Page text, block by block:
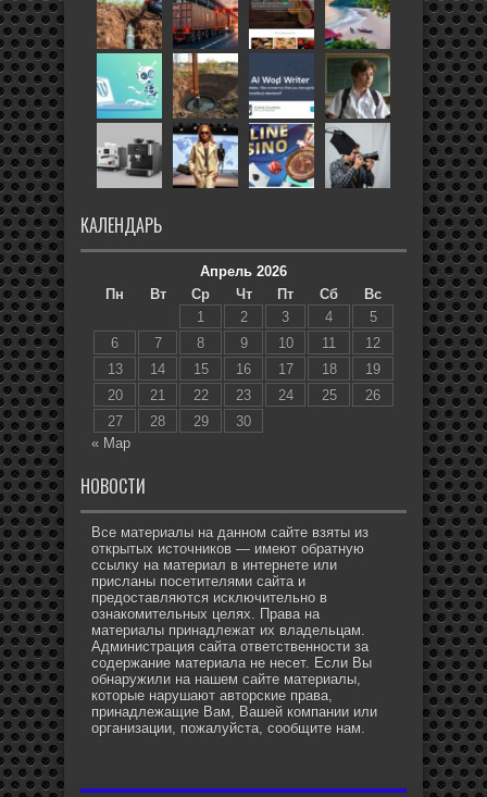
КАЛЕНДАРЬ
Апрель 2026
Пн
Вт Ср Чт Пт Сб
Вс
1
2 3 4
5
6
7 8 9 10 11
12
13
14 15 16 17 18
19
20
21 22 23 24 25
26
27
28 29
30
« Мар
НОВОСТИ
Все материалы на данном сайте взяты из
открытых источников — имеют обратную
ссылку на материал в интернете или
присланы посетителями сайта и
предоставляются исключительно в
ознакомительных целях. Права на
материалы принадлежат их владельцам.
Администрация сайта ответственности за
содержание материала не несет. Если Вы
обнаружили на нашем сайте материалы,
которые нарушают авторские права,
принадлежащие Вам, Вашей компании или
организации, пожалуйста, сообщите нам.